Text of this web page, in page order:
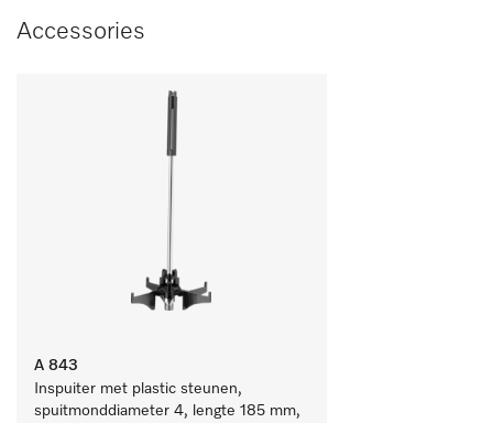
Accessories
A 843
Inspuiter met plastic steunen,
spuitmonddiameter 4, lengte 185 mm,